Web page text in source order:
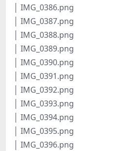
│ IMG_0386.png
│ IMG_0387.png
│ IMG_0388.png
│ IMG_0389.png
│ IMG_0390.png
│ IMG_0391.png
│ IMG_0392.png
│ IMG_0393.png
│ IMG_0394.png
│ IMG_0395.png
│ IMG_0396.png